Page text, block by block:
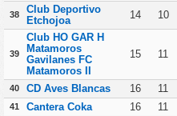
38
Club Deportivo
Etchojoa
14 10
39
Club HO GAR H
Matamoros
Gavilanes FC
Matamoros II
15 11
40 CD Aves Blancas 16 11
41 Cantera Coka 16 11